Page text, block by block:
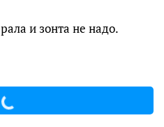
и зонта не надо.